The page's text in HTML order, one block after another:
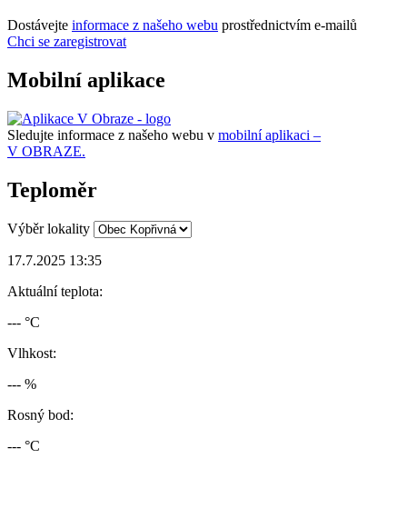
Dostávejte informace z našeho webu prostřednictvím e-mailů
Chci se zaregistrovat
Mobilní aplikace
Sledujte informace z našeho webu v mobilní aplikaci –
V OBRAZE.
Teploměr
Výběr lokality
17.7.2025 13:35
Aktuální teplota:
--- °C
Vlhkost:
--- %
Rosný bod:
--- °C